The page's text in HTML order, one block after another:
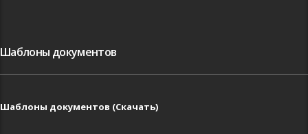
Шаблоны документов
Шаблоны документов (Скачать)